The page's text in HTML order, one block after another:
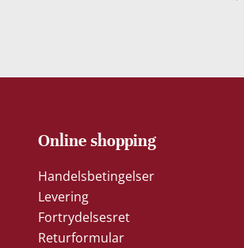
Online shopping
Handelsbetingelser
Levering
Fortrydelsesret
Returformular